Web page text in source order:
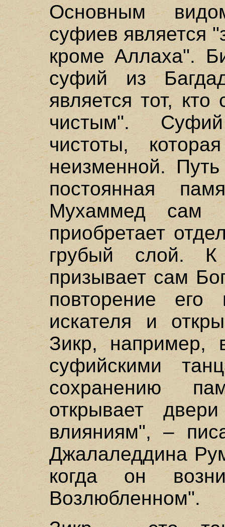
Основным
суфиев является
кроме Аллаха".
суфий из
является тот,
чистым".
чистоты,
неизменной.
постоянная
Мухаммед сам
приобретает
грубый слой.
призывает сам
повторение
искателя и
Зикр, например,
суфийскими
сохранению
открывает
влияниям", –
Джалаледдина
когда он
Возлюбленном".